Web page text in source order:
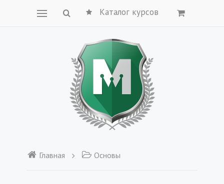
Каталог курсов
Главная Основы